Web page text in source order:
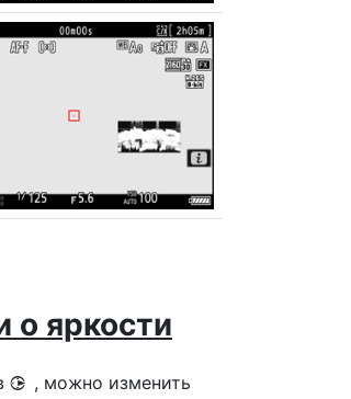
о яркости
2 , можно изменить